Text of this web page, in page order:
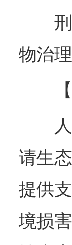
刑
物治
【
人民
请生
提供
境损